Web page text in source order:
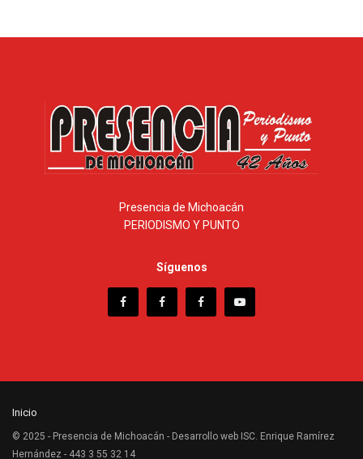
Presencia de Michoacán
PERIODISMO Y PUNTO
Síguenos
Inicio
© 2025 - Presencia de Michoacán - Desarrollo web ISC. Enrique Ramírez
Hernández - 443 3 55 32 14